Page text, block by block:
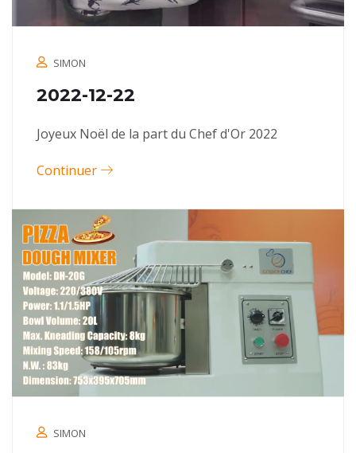
SIMON
2022-12-22
Joyeux Noël de la part du Chef d'Or 2022
Continuer
SIMON